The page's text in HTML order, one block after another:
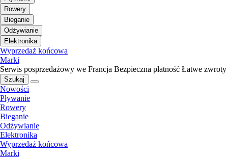
Rowery
Bieganie
Odżywianie
Elektronika
Wyprzedaż końcowa
Marki
Serwis posprzedażowy we Francja Bezpieczna płatność Łatwe zwroty
Szukaj
Nowości
Pływanie
Rowery
Bieganie
Odżywianie
Elektronika
Wyprzedaż końcowa
Marki